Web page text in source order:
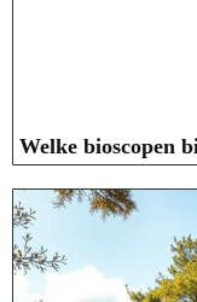
Welke bioscopen